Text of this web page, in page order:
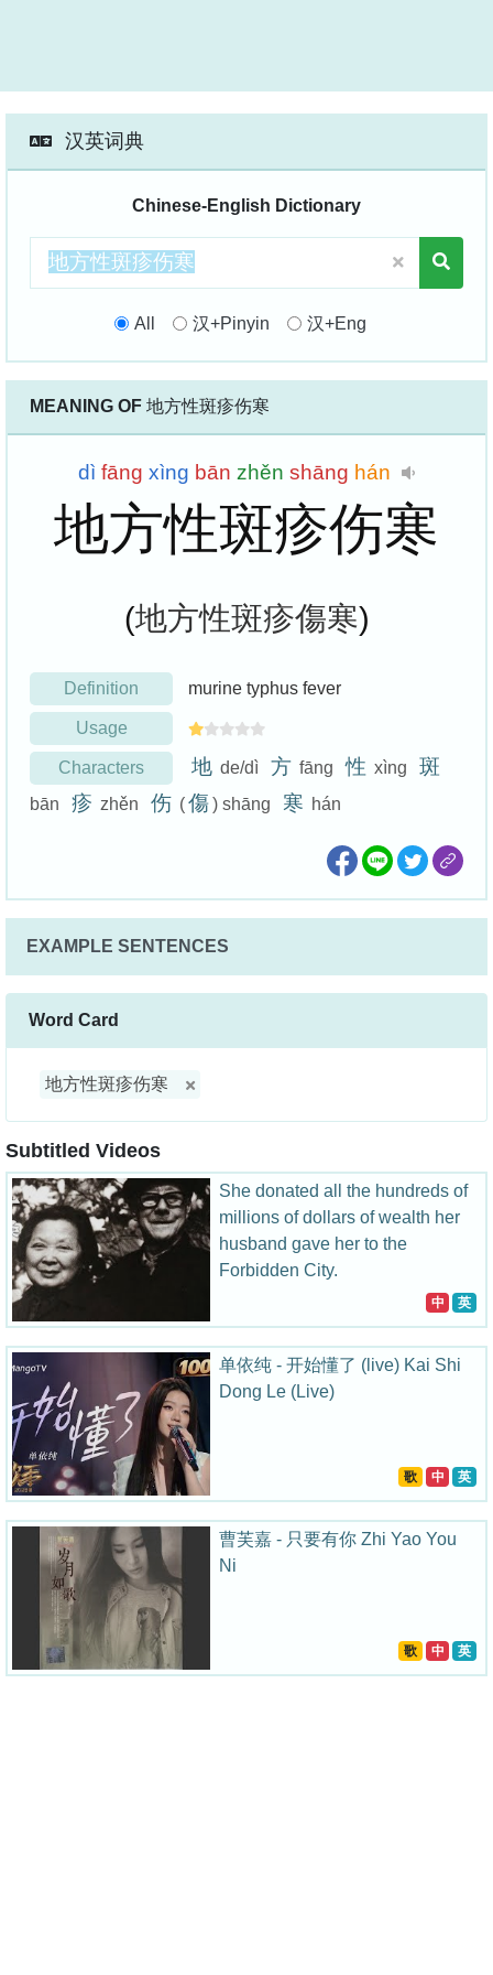
汉英词典
Chinese-English Dictionary
All 汉+Pinyin 汉+Eng
MEANING OF 地方性斑疹伤寒
dì fāng xìng bān zhěn shāng hán
地方性斑疹伤寒
(地方性斑疹傷寒)
Definition murine typhus fever
Usage
Characters 地 de/dì 方 fāng 性 xìng 斑
bān 疹 zhěn 伤 (傷) shāng 寒 hán
EXAMPLE SENTENCES
Word Card
地方性斑疹伤寒
Subtitled Videos
She donated all the hundreds of
millions of dollars of wealth her
husband gave her to the
Forbidden City.
中 英
单依纯 - 开始懂了 (live) Kai Shi
Dong Le (Live)
歌 中 英
曹芙嘉 - 只要有你 Zhi Yao You
Ni
歌 中 英